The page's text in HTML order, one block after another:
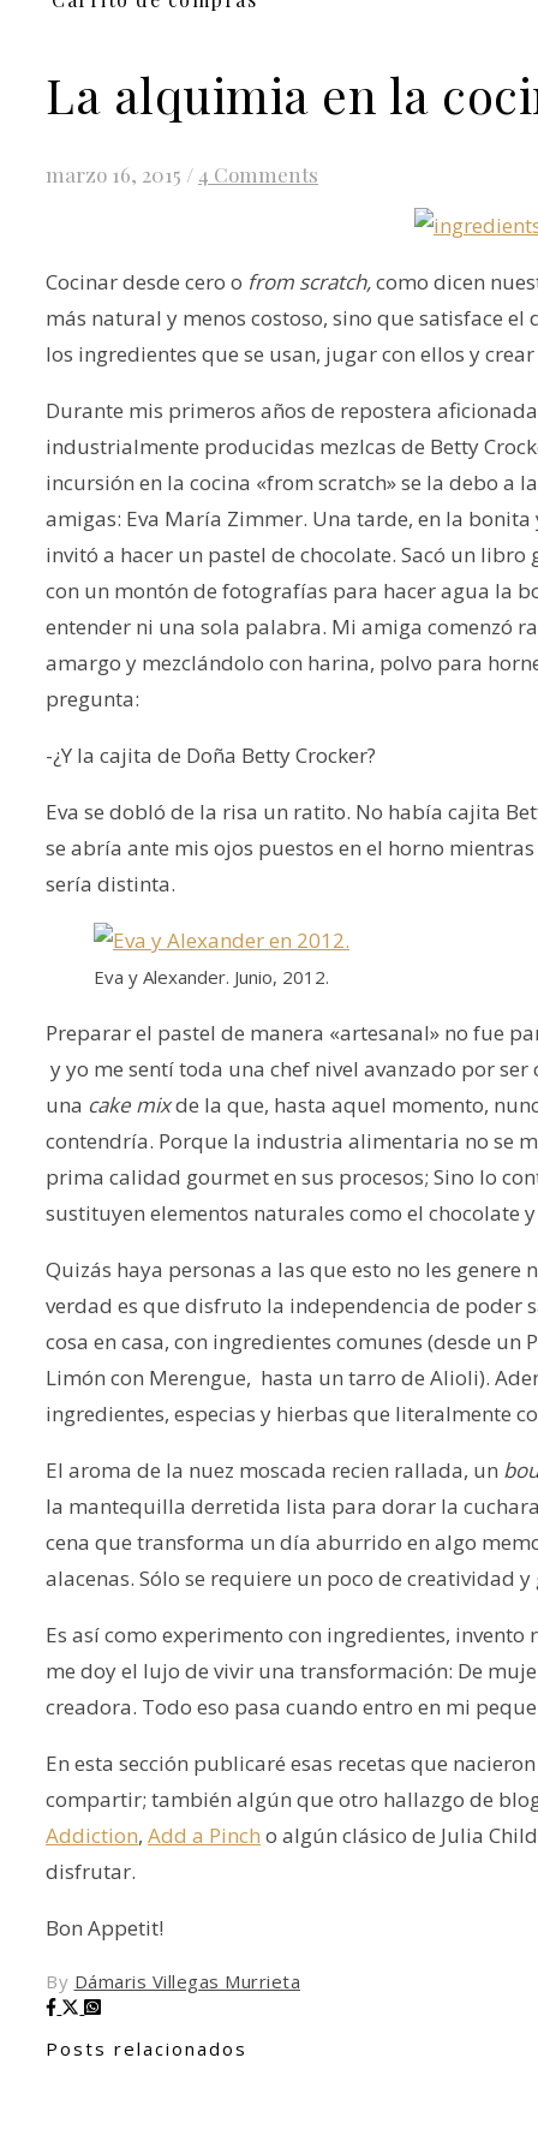
La alquimia en la
marzo 16, 2015 /4 Comments
Cocinar desde cero o from scratch,como dicen
más natural y menos costoso, sino que satisface
los ingredientes que se usan, jugar con ellos y crear
Durante mis primeros años de repostera
industrialmente producidas mezlcas de Betty
incursión en la cocina «from scratch» se la debo
amigas: Eva María Zimmer. Una tarde, en la
invitó a hacer un pastel de chocolate. Sacó un libro
con un montón de fotografías para hacer agua la
entender ni una sola palabra. Mi amiga comenzó
amargo y mezclándolo con harina, polvo para
pregunta:
-¿Y la cajita de Doña Betty Crocker?
Eva se dobló de la risa un ratito. No había cajita
se abría ante mis ojos puestos en el horno
sería distinta.
Eva y Alexander. Junio, 2012.
Preparar el pastel de manera «artesanal» no fue
y yo me sentí toda una chef nivel avanzado por
una cake mixde la que, hasta aquel momento,
contendría. Porque la industria alimentaria no se
prima calidad gourmet en sus procesos; Sino lo
sustituyen elementos naturales como el chocolate
Quizás haya personas a las que esto no les
verdad es que disfruto la independencia de
cosa en casa, con ingredientes comunes (desde un
Limón con Merengue, hasta un tarro de Alioli).
ingredientes, especias y hierbas que literalmente
El aroma de la nuez moscada recien rallada, un
la mantequilla derretida lista para dorar la
cena que transforma un día aburrido en algo
alacenas. Sólo se requiere un poco de creatividad
Es así como experimento con ingredientes, invento
me doy el lujo de vivir una transformación: De
creadora. Todo eso pasa cuando entro en mi
En esta sección publicaré esas recetas que
compartir; también algún que otro hallazgo de
Addiction, Add a Pinch o algún clásico de Julia
disfrutar.
Bon Appetit!
By Dámaris Villegas Murrieta
Posts relacionados